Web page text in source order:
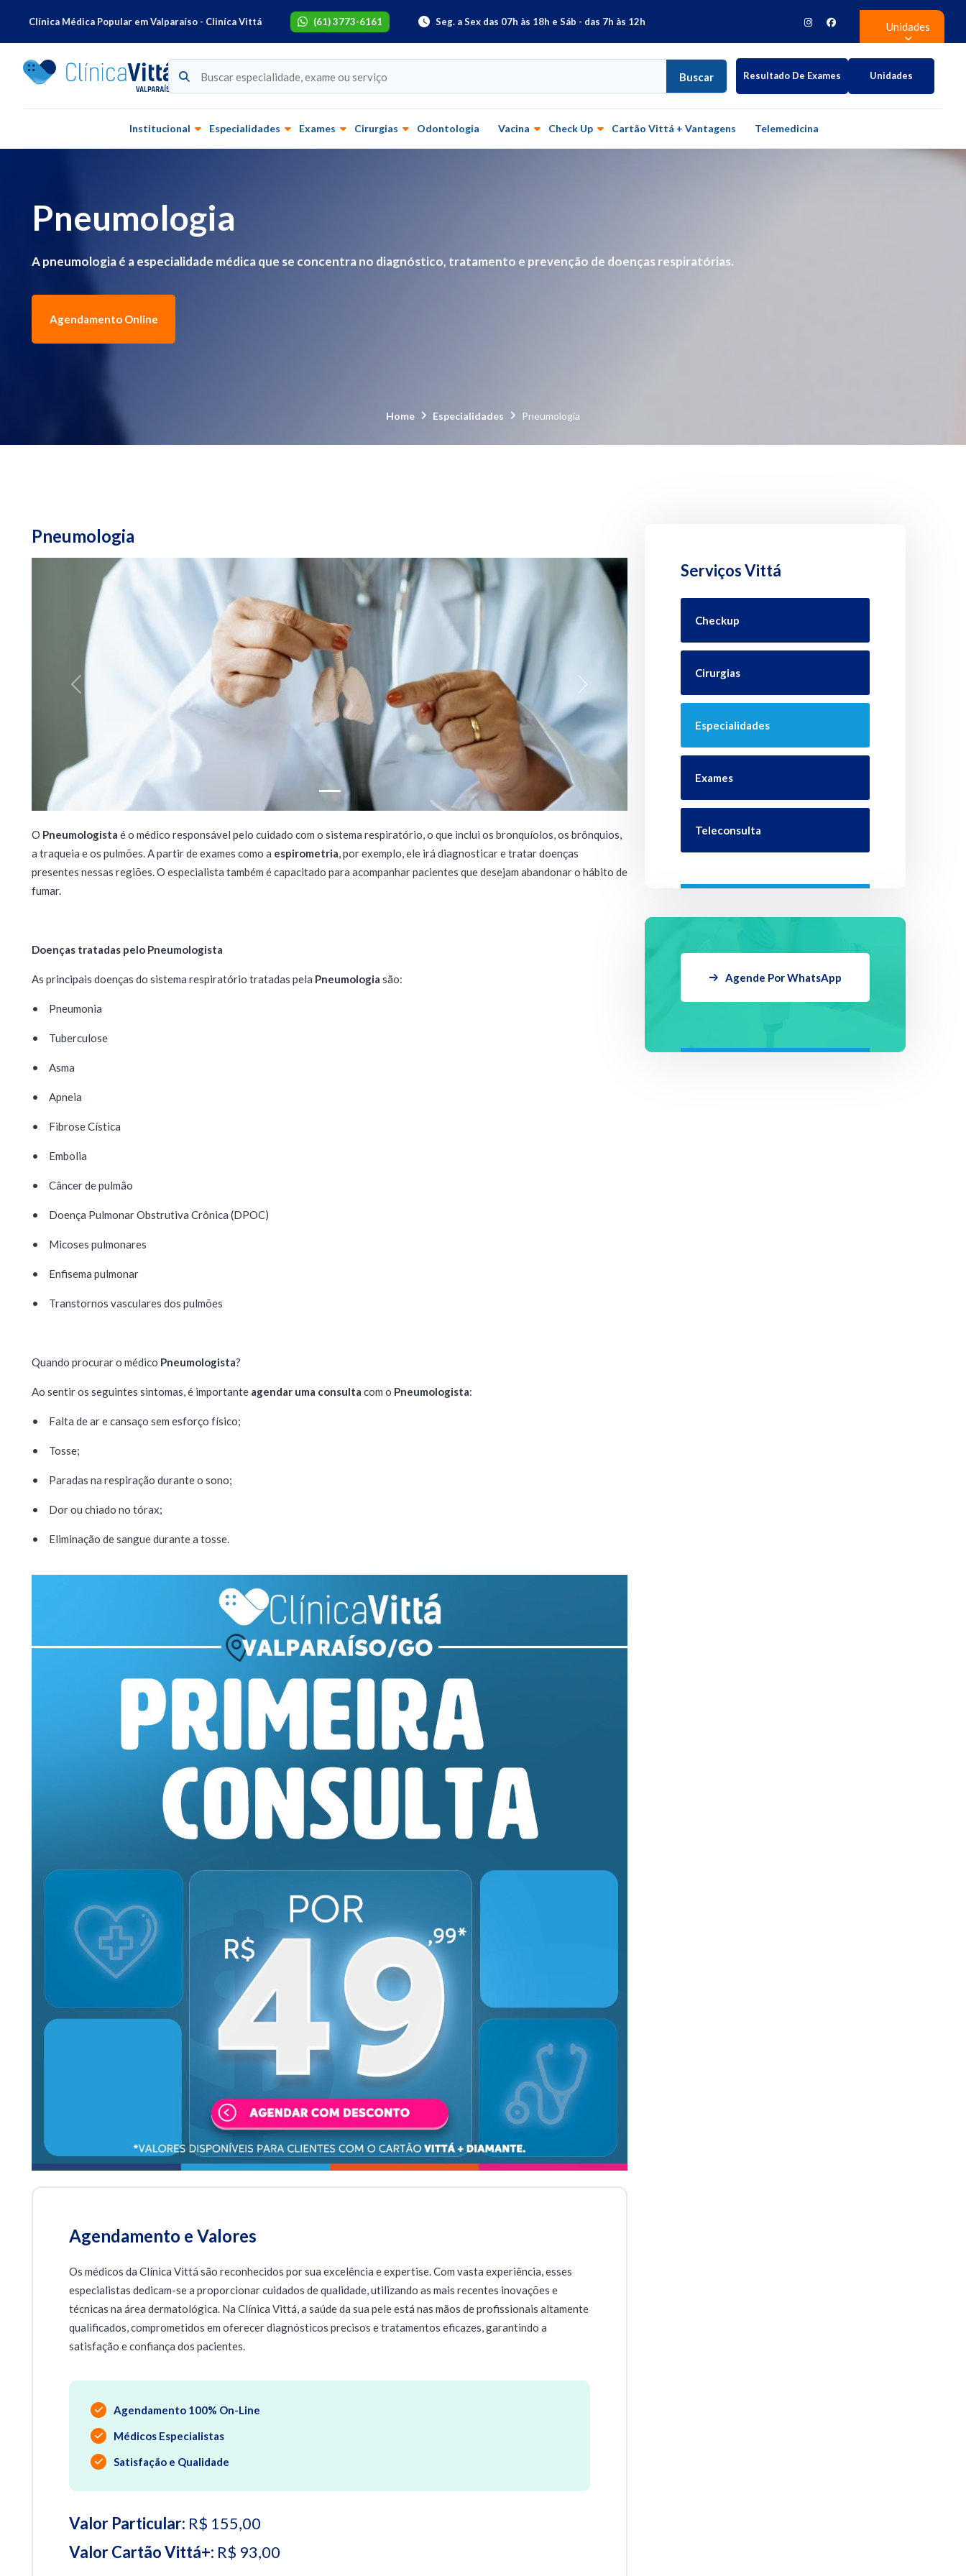
Clínica Médica Popular em Valparaíso - Cliníca Vittá (61) 3773-6161 Seg. a Sex das 07h às 18h e Sáb - das 7h às 12h Unidades
Buscar Resultado De Exames Unidades
Institucional Especialidades Exames Cirurgias Odontologia Vacina Check Up Cartão Vittá + Vantagens Telemedicina
Pneumologia
A pneumologia é a especialidade médica que se concentra no diagnóstico, tratamento e prevenção de doenças respiratórias.
Agendamento Online
Home Especialidades Pneumologia
Pneumologia
Previous
O Pneumologista é o médico responsável pelo cuidado com o sistema respiratório, o que inclui os bronquíolos, os brônquios,
a traqueia e os pulmões. A partir de exames como a espirometria, por exemplo, ele irá diagnosticar e tratar doenças
presentes nessas regiões. O especialista também é capacitado para acompanhar pacientes que desejam abandonar o hábito de
fumar.
Doenças tratadas pelo Pneumologista
As principais doenças do sistema respiratório tratadas pela Pneumologia são:
• Pneumonia
• Tuberculose
• Asma
• Apneia
• Fibrose Cística
• Embolia
• Câncer de pulmão
• Doença Pulmonar Obstrutiva Crônica (DPOC)
• Micoses pulmonares
• Enfisema pulmonar
• Transtornos vasculares dos pulmões
Quando procurar o médico Pneumologista?
Ao sentir os seguintes sintomas, é importante agendar uma consulta com o Pneumologista:
• Falta de ar e cansaço sem esforço físico;
• Tosse;
• Paradas na respiração durante o sono;
• Dor ou chiado no tórax;
• Eliminação de sangue durante a tosse.
Agendamento e Valores
Os médicos da Clínica Vittá são reconhecidos por sua excelência e expertise. Com vasta experiência, esses
especialistas dedicam-se a proporcionar cuidados de qualidade, utilizando as mais recentes inovações e
técnicas na área dermatológica. Na Clínica Vittá, a saúde da sua pele está nas mãos de profissionais altamente
qualificados, comprometidos em oferecer diagnósticos precisos e tratamentos eficazes, garantindo a
satisfação e confiança dos pacientes.
Agendamento 100% On-Line
Médicos Especialistas
Satisfação e Qualidade
Valor Particular: R$ 155,00
Valor Cartão Vittá+: R$ 93,00
Serviços Vittá
Checkup
Cirurgias
Especialidades
Exames
Teleconsulta
Agende Por WhatsApp